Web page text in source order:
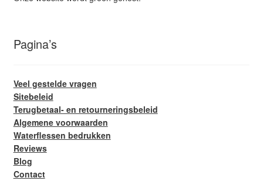
Pagina’s
Veel gestelde vragen
Sitebeleid
Terugbetaal- en retourneringsbeleid
Algemene voorwaarden
Waterflessen bedrukken
Reviews
Blog
Contact